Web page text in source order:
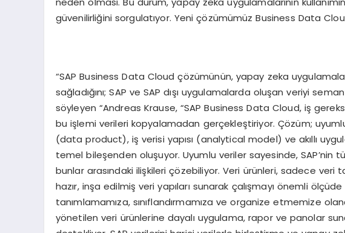
güvenilirliğini sorgulatıyor. Yeni çözümümüz Business Data
“SAP Business Data Cloud çözümünün, yapay zeka
sağladığını; SAP ve SAP dışı uygulamalarda oluşan veriyi
söyleyen “Andreas Krause, “SAP Business Data Cloud, iş
bu işlemi verileri kopyalamadan gerçekleştiriyor. Çözüm;
(data product), iş verisi yapısı (analytical model) ve akıllı
temel bileşenden oluşuyor. Uyumlu veriler sayesinde, SAP’nin
bunlar arasındaki ilişkileri çözebiliyor. Veri ürünleri, sadece veri
hazır, inşa edilmiş veri yapıları sunarak çalışmayı önemli ölçüde
tanımlamamıza, sınıflandırmamıza ve organize etmemize
yönetilen veri ürünlerine dayalı uygulama, rapor ve panolar